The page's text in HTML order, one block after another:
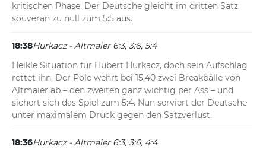
kritischen Phase. Der Deutsche gleicht im dritten Satz
souverän zu null zum 5:5 aus.
18:38Hurkacz - Altmaier 6:3, 3:6, 5:4
Heikle Situation für Hubert Hurkacz, doch sein Aufschlag
rettet ihn. Der Pole wehrt bei 15:40 zwei Breakbälle von
Altmaier ab – den zweiten ganz wichtig per Ass – und
sichert sich das Spiel zum 5:4. Nun serviert der Deutsche
unter maximalem Druck gegen den Satzverlust.
18:36Hurkacz - Altmaier 6:3, 3:6, 4:4